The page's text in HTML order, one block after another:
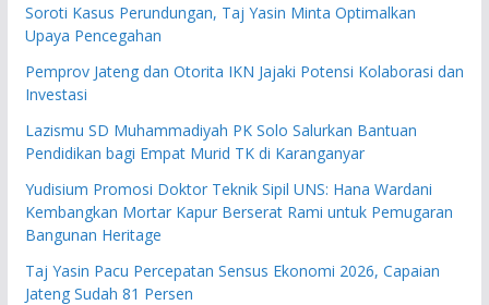
Soroti Kasus Perundungan, Taj Yasin Minta Optimalkan
Upaya Pencegahan
Pemprov Jateng dan Otorita IKN Jajaki Potensi Kolaborasi dan
Investasi
Lazismu SD Muhammadiyah PK Solo Salurkan Bantuan
Pendidikan bagi Empat Murid TK di Karanganyar
Yudisium Promosi Doktor Teknik Sipil UNS: Hana Wardani
Kembangkan Mortar Kapur Berserat Rami untuk Pemugaran
Bangunan Heritage
Taj Yasin Pacu Percepatan Sensus Ekonomi 2026, Capaian
Jateng Sudah 81 Persen